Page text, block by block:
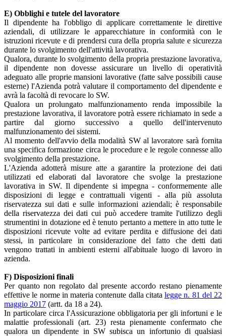
E) Obblighi e tutele del lavoratore
Il dipendente ha l'obbligo di applicare correttamente le direttive
aziendali, di utilizzare le apparecchiature in conformità con le
istruzioni ricevute e di prendersi cura della propria salute e sicurezza
durante lo svolgimento dell'attività lavorativa.
Qualora, durante lo svolgimento della propria prestazione lavorativa,
il dipendente non dovesse assicurare un livello di operatività
adeguato alle proprie mansioni lavorative (fatte salve possibili cause
esterne) l'Azienda potrà valutare il comportamento del dipendente e
avrà la facoltà di revocare lo SW.
Qualora un prolungato malfunzionamento renda impossibile la
prestazione lavorativa, il lavoratore potrà essere richiamato in sede a
partire dal giorno successivo a quello dell'intervenuto
malfunzionamento dei sistemi.
Al momento dell'avvio della modalità SW al lavoratore sarà fornita
una specifica formazione circa le procedure e le regole connesse allo
svolgimento della prestazione.
L'Azienda adotterà misure atte a garantire la protezione dei dati
utilizzati ed elaborati dal lavoratore che svolge la prestazione
lavorativa in SW. Il dipendente si impegna - conformemente alle
disposizioni di legge e contrattuali vigenti - alla più assoluta
riservatezza sui dati e sulle informazioni aziendali; è responsabile
della riservatezza dei dati cui può accedere tramite l'utilizzo degli
strumentini in dotazione ed è tenuto pertanto a mettere in atto tutte le
disposizioni ricevute volte ad evitare perdita e diffusione dei dati
stessi, in particolare in considerazione del fatto che detti dati
vengono trattati in ambienti esterni all'abituale luogo di lavoro in
azienda.
F) Disposizioni finali
Per quanto non regolato dal presente accordo restano pienamente
effettive le norme in materia contenute dalla citata legge n. 81 del 22
maggio 2017 (artt. da 18 a 24).
In particolare circa l'Assicurazione obbligatoria per gli infortuni e le
malattie professionali (art. 23) resta pienamente confermato che
qualora un dipendente in SW subisca un infortunio di qualsiasi